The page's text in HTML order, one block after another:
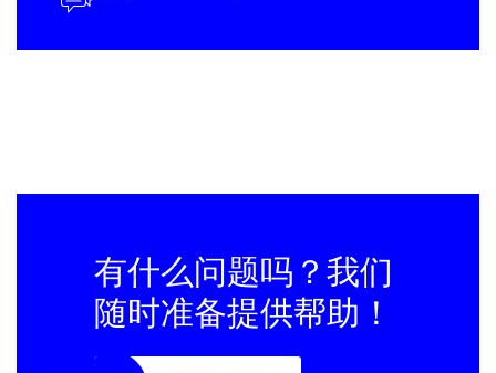
有什么问题吗？我们
随时准备提供帮助！